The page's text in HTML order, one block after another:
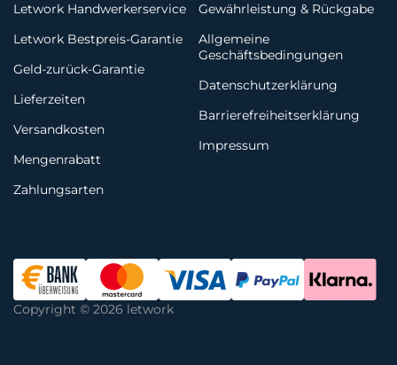
Letwork Handwerkerservice
Letwork Bestpreis-Garantie
Geld-zurück-Garantie
Lieferzeiten
Versandkosten
Mengenrabatt
Zahlungsarten
Gewährleistung & Rückgabe
Allgemeine
Geschäftsbedingungen
Datenschutzerklärung
Barrierefreiheitserklärung
Impressum
Copyright © 2026 letwork